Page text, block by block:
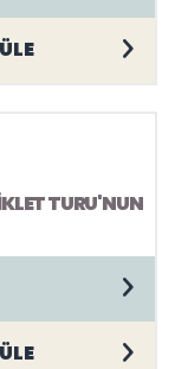
TURU'NUN